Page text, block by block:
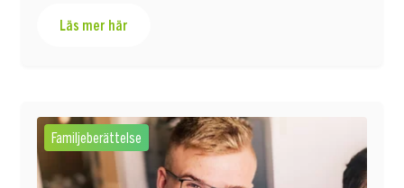
Läs mer här
Familjeberättelse